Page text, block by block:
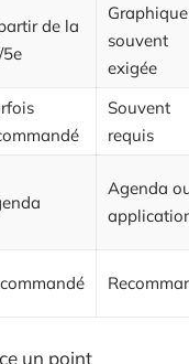
de la
Graphique
souvent
exigée
Souvent
requis
Agenda
un point